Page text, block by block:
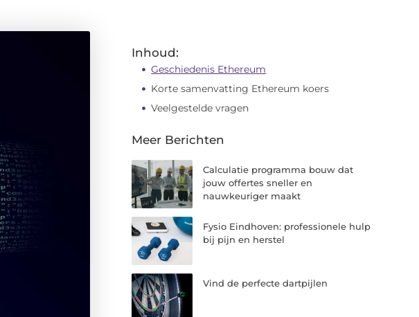
Inhoud:
Geschiedenis Ethereum
Korte samenvatting Ethereum koers
Veelgestelde vragen
Meer Berichten
Calculatie programma bouw dat
jouw offertes sneller en
nauwkeuriger maakt
Fysio Eindhoven: professionele hulp
bij pijn en herstel
Vind de perfecte dartpijlen